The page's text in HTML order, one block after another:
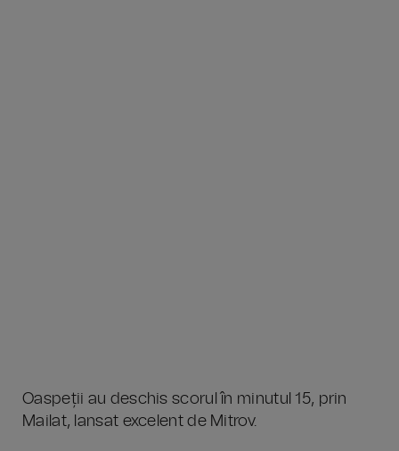
Oaspeții au deschis scorul în minutul 15, prin
Mailat, lansat excelent de Mitrov.